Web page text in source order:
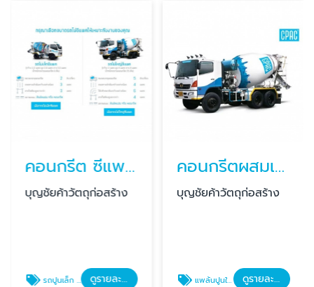
คอนกรีต ซีแพค รถเล็ก
บุญชัยค้าวัตถุก่อสร้าง
รถปูนเล็ก ราคา ดูรายละเอียด
คอนกรีตผสมเสร็จใกล้ฉัน
บุญชัยค้าวัตถุก่อสร้าง
แพล้นปูนใกล้ฉัน ดูรายละเอียด